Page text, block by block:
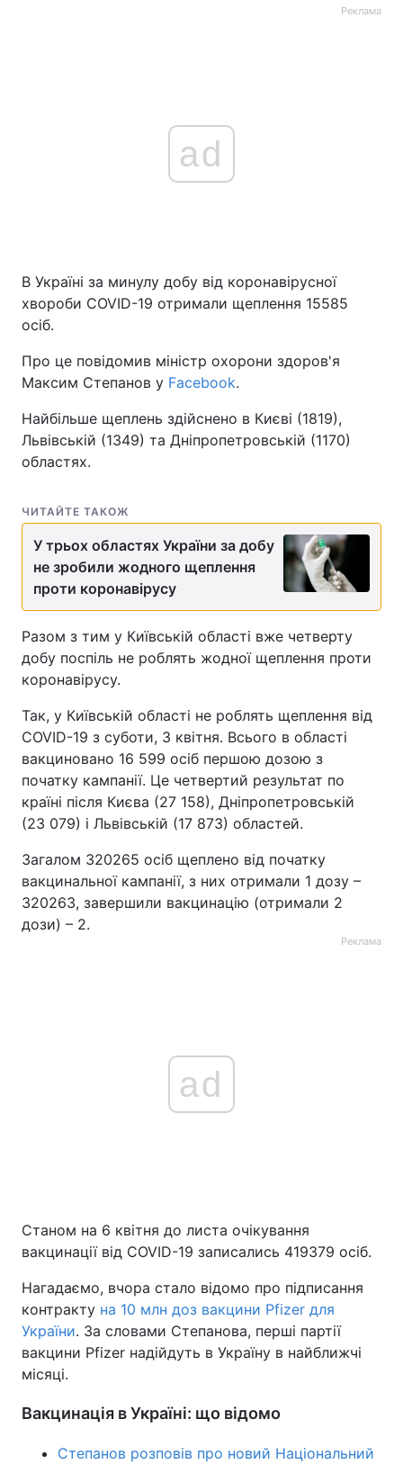
Реклама
ad
В Україні за минулу добу від коронавірусної
хвороби COVID-19 отримали щеплення 15585
осіб.
Про це повідомив міністр охорони здоров'я
Максим Степанов у Facebook.
Найбільше щеплень здійснено в Києві (1819),
Львівській (1349) та Дніпропетровській (1170)
областях.
ЧИТАЙТЕ ТАКОЖ
У трьох областях України за добу
не зробили жодного щеплення
проти коронавірусу
Разом з тим у Київській області вже четверту
добу поспіль не роблять жодної щеплення проти
коронавірусу.
Так, у Київській області не роблять щеплення від
COVID-19 з суботи, 3 квітня. Всього в області
вакциновано 16 599 осіб першою дозою з
початку кампанії. Це четвертий результат по
країні після Києва (27 158), Дніпропетровській
(23 079) і Львівській (17 873) областей.
Загалом 320265 осіб щеплено від початку
вакцинальної кампанії, з них отримали 1 дозу –
320263, завершили вакцинацію (отримали 2
дози) – 2.
Реклама
ad
Станом на 6 квітня до листа очікування
вакцинації від COVID-19 записались 419379 осіб.
Нагадаємо, вчора стало відомо про підписання
контракту на 10 млн доз вакцини Pfizer для
України. За словами Степанова, перші партії
вакцини Pfizer надійдуть в Україну в найближчі
місяці.
Вакцинація в Україні: що відомо
Степанов розповів про новий Національний